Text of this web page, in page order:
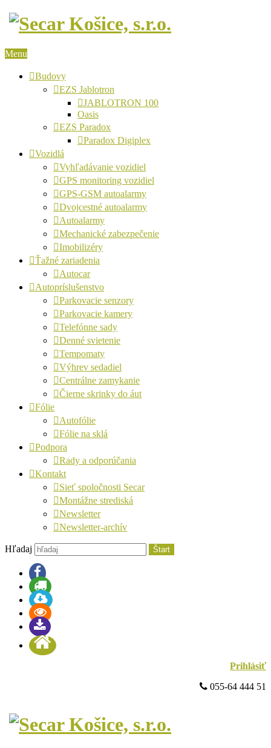
Menu
Budovy
EZS Jablotron
JABLOTRON 100
Oasis
EZS Paradox
Paradox Digiplex
Vozidlá
Vyhľadávanie vozidiel
GPS monitoring vozidiel
GPS-GSM autoalarmy
Dvojcestné autoalarmy
Autoalarmy
Mechanické zabezpečenie
Imobilizéry
Ťažné zariadenia
Autocar
Autopríslušenstvo
Parkovacie senzory
Parkovacie kamery
Telefónne sady
Denné svietenie
Tempomaty
Výhrev sedadiel
Centrálne zamykanie
Čierne skrinky do áut
Fólie
Autofólie
Fólie na sklá
Podpora
Rady a odporúčania
Kontakt
Sieť spoločnosti Secar
Montážne strediská
Newsletter
Newsletter-archív
Hľadaj Štart
Prihlásiť
055-64 444 51